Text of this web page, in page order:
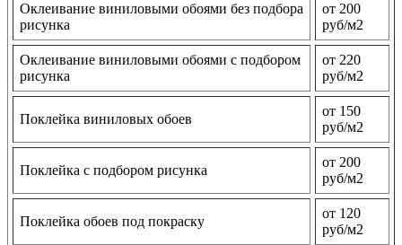
Оклеивание виниловыми обоями без подбора
рисунка
от 200
руб/м2
Оклеивание виниловыми обоями с подбором
рисунка
от 220
руб/м2
Поклейка виниловых обоев
от 150
руб/м2
Поклейка с подбором рисунка
от 200
руб/м2
Поклейка обоев под покраску
от 120
руб/м2